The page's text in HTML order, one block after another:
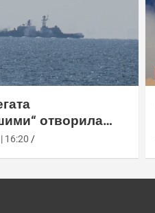
отворила
вода,
16:20